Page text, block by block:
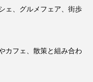
ェ、グルメフェア、街歩
カフェ、散策と組み合わ